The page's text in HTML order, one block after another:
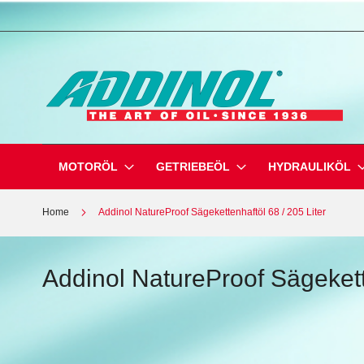
zum
MOTORÖL GETRIEBEÖL HYDRAULIKÖL
Home Addinol NatureProof Sägekettenhaftöl 68 / 205 Liter
Addinol NatureProof